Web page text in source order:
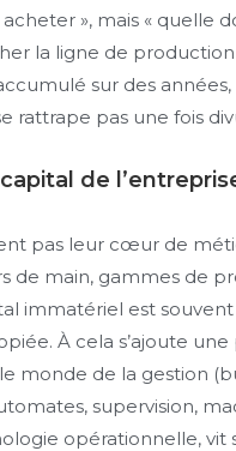
», mais « quelle
la ligne de production
sur des
rattrape pas une fois
de
pas leur cœur de
de main, gammes de
immatériel est
À cela s’ajoute
monde de la gestion
supervision,
opérationnelle, vit